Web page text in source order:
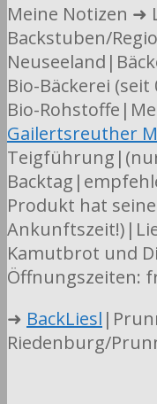
Meine Notizen ➜
Backstuben/
Bio-Bäckerei (seit
Bio-
Gailertsreuther
Produkt hat
Kamutbrot und
Öffnungszeiten:
➜ BackLiesl
Riedenburg/